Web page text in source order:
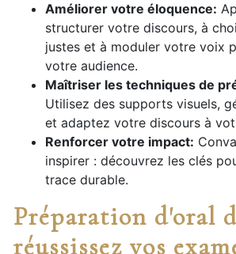
Améliorer votre éloquence:
structurer votre discours, à
justes et à moduler votre voix
votre audience.
Maîtriser les techniques de
Utilisez des supports visuels,
et adaptez votre discours à
Renforcer votre impact:
inspirer : découvrez les clés
trace durable.
Préparation d'oral
réussissez vos